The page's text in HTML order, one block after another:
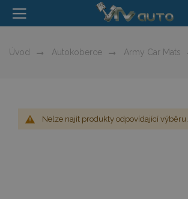
Úvod Autokoberce Army Car Mats
Nelze najít produkty odpovídající výběru.